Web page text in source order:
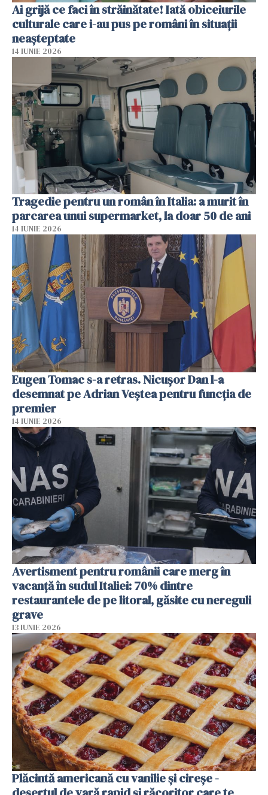
Ai grijă ce faci în străinătate! Iată obiceiurile
culturale care i-au pus pe români în situații
neașteptate
14 IUNIE 2026
Tragedie pentru un român în Italia: a murit în
parcarea unui supermarket, la doar 50 de ani
14 IUNIE 2026
Eugen Tomac s-a retras. Nicușor Dan l-a
desemnat pe Adrian Veștea pentru funcția de
premier
14 IUNIE 2026
Avertisment pentru românii care merg în
vacanță în sudul Italiei: 70% dintre
restaurantele de pe litoral, găsite cu nereguli
grave
13 IUNIE 2026
Plăcintă americană cu vanilie și cireșe -